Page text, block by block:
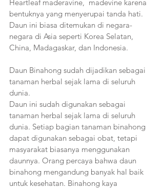
Heartleaf maderavine,  madevine karena
bentuknya yang menyerupai tanda hati.
Daun ini biasa ditemukan di negara-
negara di Asia seperti Korea Selatan,
China, Madagaskar, dan Indonesia.
Daun Binahong sudah dijadikan sebagai
tanaman herbal sejak lama di seluruh
dunia.
Daun ini sudah digunakan sebagai
tanaman herbal sejak lama di seluruh
dunia. Setiap bagian tanaman binahong
dapat digunakan sebagai obat, tetapi
masyarakat biasanya menggunakan
daunnya. Orang percaya bahwa daun
binahong mengandung banyak hal baik
untuk kesehatan. Binahong kaya